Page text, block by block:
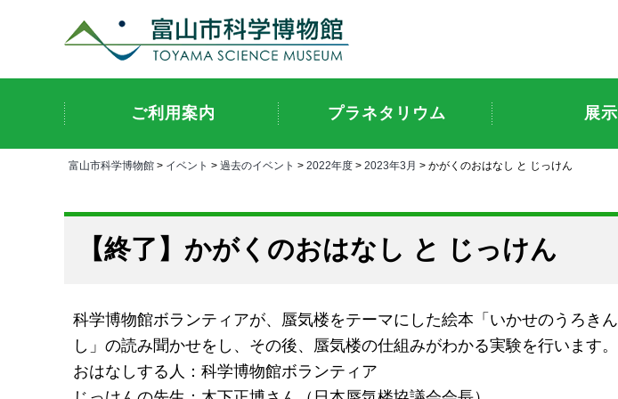
ご利用案内 プラネタリウム 展示
富山市科学博物館 > イベント > 過去のイベント > 2022年度 > 2023年3月 > かがくのおはなし と じっけん
かがくのおはなし と じっけん
科学博物館ボランティアが、蜃気楼をテーマにした絵本「いかせのうろきん
し」の読み聞かせをし、その後、蜃気楼の仕組みがわかる実験を行います。
おはなしする人：科学博物館ボランティア